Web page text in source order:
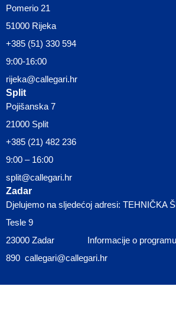
Pomerio 21
51000 Rijeka
+385 (51) 330 594
9:00-16:00
rijeka@callegari.hr
Split
Pojišanska 7
21000 Split
+385 (21) 482 236
9:00 – 16:00
split@callegari.hr
Zadar
Djelujemo na sljedećoj adresi: TEHNIČKA
Tesle 9
23000 Zadar Informacije o
890 callegari@callegari.hr